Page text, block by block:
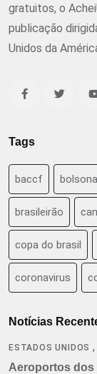
gratuitos, o
publicação
Unidos da
Tags
baccf
brasileirão
copa do brasil
coronavirus
Notícias
ESTADOS UNIDOS
Aeroportos dos